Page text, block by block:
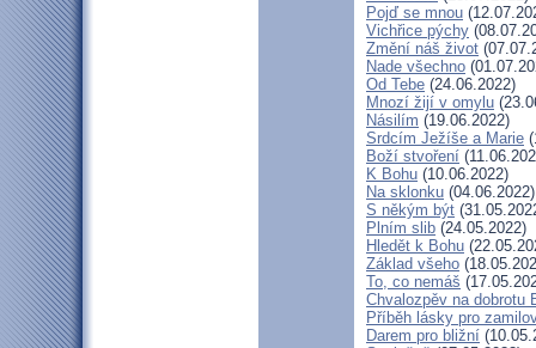
Pojď se mnou
Vichřice pýchy
Změní náš život
Nade všechno
Od Tebe (24.06.2022)
Mnozí žijí v omylu
Násilím (19.06.2022)
Srdcím Ježíše a Marie
Boží stvoření
K Bohu (10.06.2022)
Na sklonku (04.06.2022)
S někým být
Plním slib (24.05.2022)
Hledět k Bohu
Základ všeho
To, co nemáš
Chvalozpěv na dobrotu
Příběh lásky pro
Darem pro bližní